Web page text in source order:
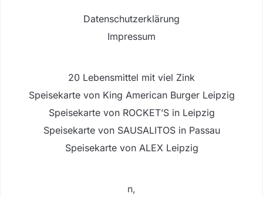
Datenschutzerklärung
Impressum
20 Lebensmittel mit viel Zink
Speisekarte von King American Burger Leipzig
Speisekarte von ROCKET’S in Leipzig
Speisekarte von SAUSALITOS in Passau
Speisekarte von ALEX Leipzig
n,